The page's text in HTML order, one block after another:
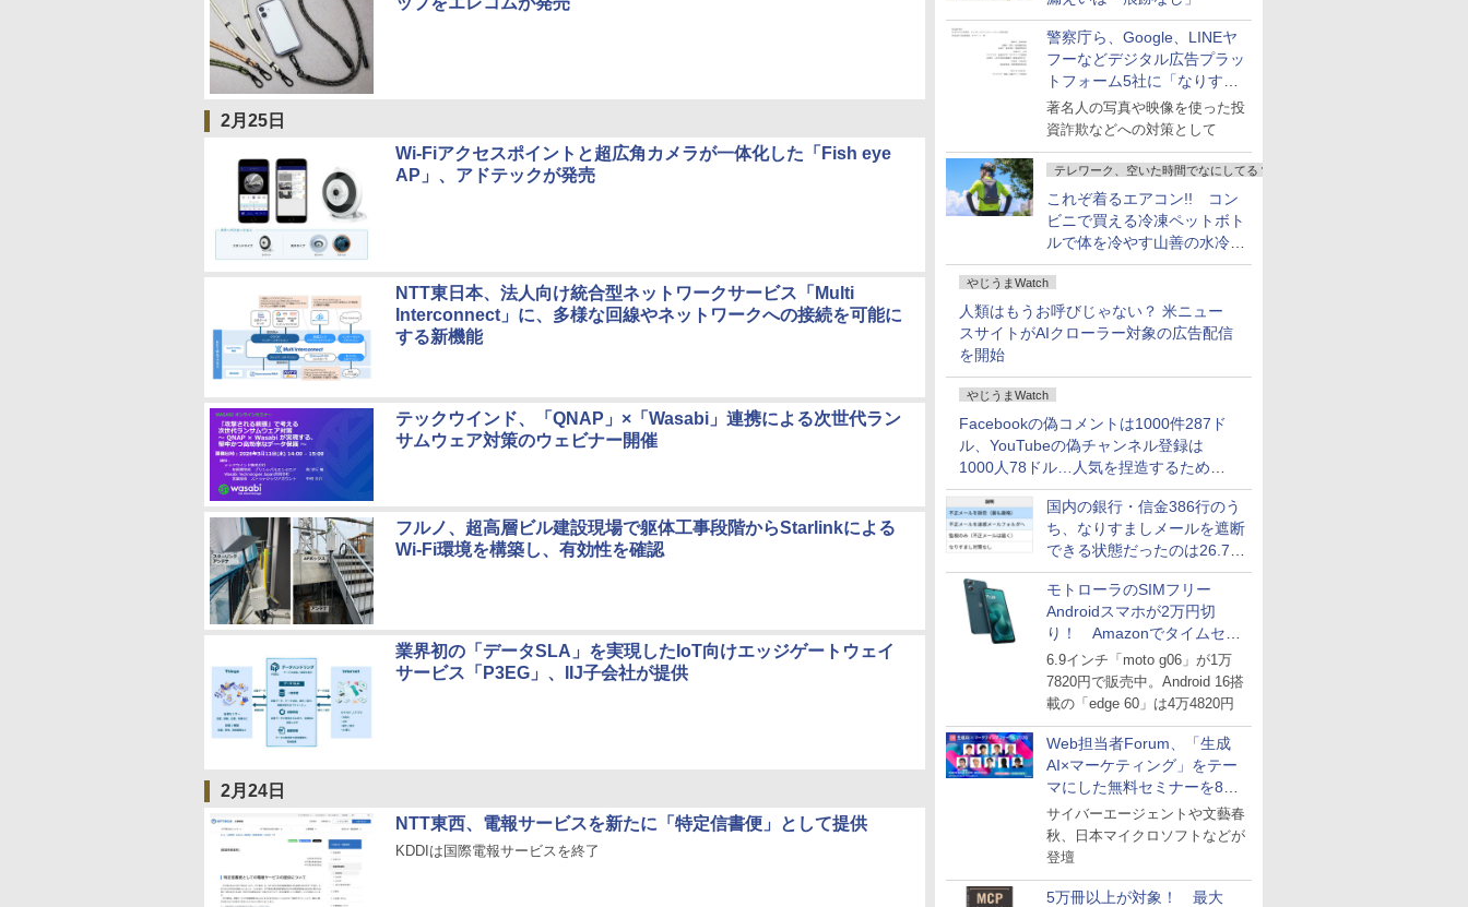
警察庁ら、Google、LINEヤ
フーなどデジタル広告プラッ
トフォーム5社に「なりすま
し詐欺広告」対策強化を要請
著名人の写真や映像を使った投
資詐欺などへの対策として
テレワーク、空いた時間でなにしてる？
これぞ着るエアコン!! コン
ビニで買える冷凍ペットボト
ルで体を冷やす山善の水冷ベ
ストがロードバイクにちょう
どいい【ぼっち・ざ・ろー
ど！その14】
やじうまWatch
人類はもうお呼びじゃない？ 米ニュー
スサイトがAIクローラー対象の広告配信
を開始
やじうまWatch
Facebookの偽コメントは1000件287ド
ル、YouTubeの偽チャンネル登録は
1000人78ドル…人気を捏造するための
価格リストが公開中
国内の銀行・信金386行のう
ち、なりすましメールを遮断
できる状態だったのは26.7％
にとどまる～GMOブランド
セキュリティ調査
モトローラのSIMフリー
Androidスマホが2万円切
り！ Amazonでタイムセー
ル
6.9インチ「moto g06」が1万
7820円で販売中。Android 16搭
載の「edge 60」は4万4820円
Web担当者Forum、「生成
AI×マーケティング」をテー
マにした無料セミナーを8月
27日にオンライン開催
サイバーエージェントや文藝春
秋、日本マイクロソフトなどが
登壇
5万冊以上が対象！ 最大
2月25日
Wi-Fiアクセスポイントと超広角カメラが一体化した「Fish eye
AP」、アドテックが発売
NTT東日本、法人向け統合型ネットワークサービス「Multi
Interconnect」に、多様な回線やネットワークへの接続を可能に
する新機能
テックウインド、「QNAP」×「Wasabi」連携による次世代ラン
サムウェア対策のウェビナー開催
フルノ、超高層ビル建設現場で躯体工事段階からStarlinkによる
Wi-Fi環境を構築し、有効性を確認
業界初の「データSLA」を実現したIoT向けエッジゲートウェイ
サービス「P3EG」、IIJ子会社が提供
2月24日
NTT東西、電報サービスを新たに「特定信書便」として提供
KDDIは国際電報サービスを終了